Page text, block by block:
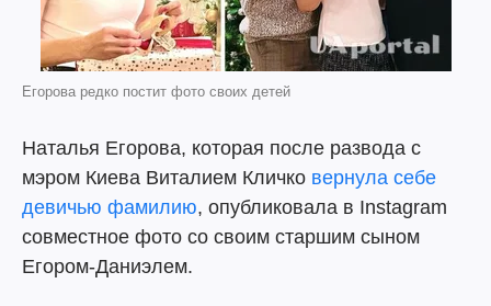
Егорова редко постит фото своих детей
Наталья Егорова, которая после развода с
мэром Киева Виталием Кличко вернула себе
девичью фамилию, опубликовала в Instagram
совместное фото со своим старшим сыном
Егором-Даниэлем.